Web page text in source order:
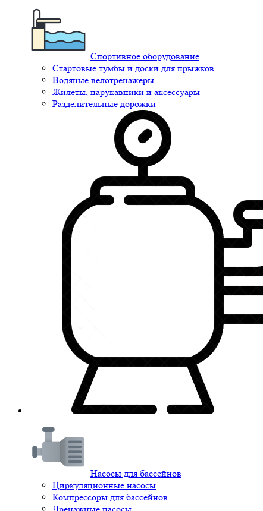
Спортивное оборудование
Стартовые тумбы и доски для прыжков
Водяные велотренажеры
Жилеты, нарукавники и аксессуары
Разделительные дорожки
Насосы для бассейнов
Циркуляционные насосы
Компрессоры для бассейнов